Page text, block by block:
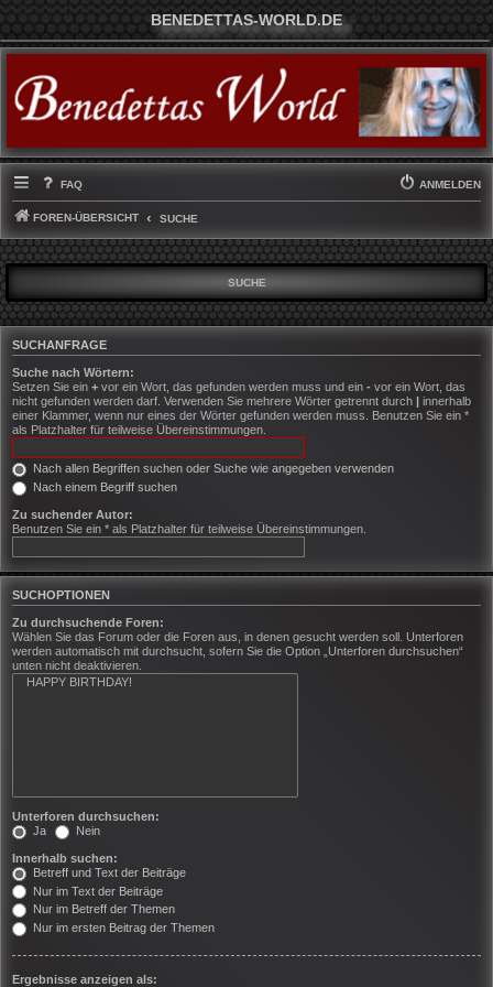
BENEDETTAS-WORLD.DE
FAQ ANMELDEN
FOREN-ÜBERSICHT SUCHE
SUCHE
SUCHANFRAGE
Suche nach Wörtern:
Setzen Sie ein + vor ein Wort, das gefunden werden muss und ein - vor ein Wort, das
nicht gefunden werden darf. Verwenden Sie mehrere Wörter getrennt durch
innerhalb
einer Klammer, wenn nur eines der Wörter gefunden werden muss. Benutzen Sie ein *
als Platzhalter für teilweise Übereinstimmungen.
Nach allen Begriffen suchen oder Suche wie angegeben verwenden
Nach einem Begriff suchen
Zu suchender Autor:
Benutzen Sie ein * als Platzhalter für teilweise Übereinstimmungen.
SUCHOPTIONEN
Zu durchsuchende Foren:
Wählen Sie das Forum oder die Foren aus, in denen gesucht werden soll. Unterforen
werden automatisch mit durchsucht, sofern Sie die Option „Unterforen durchsuchen“
unten nicht deaktivieren.
Unterforen durchsuchen:
Ja
Nein
Innerhalb suchen:
Betreff und Text der Beiträge
Nur im Text der Beiträge
Nur im Betreff der Themen
Nur im ersten Beitrag der Themen
Ergebnisse anzeigen als: